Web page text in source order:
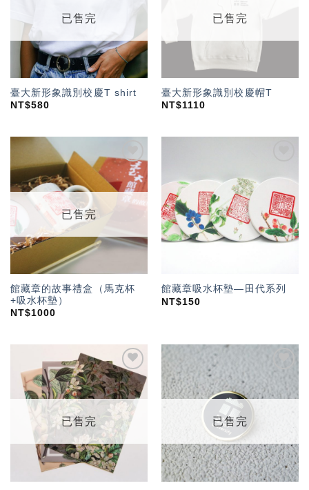
已售完
臺大新形象識別校慶T shirt
NT$580
已售完
臺大新形象識別校慶帽T
NT$1110
加入
「願
望輕
單」
已售完
館藏章的故事禮盒（馬克杯
+吸水杯墊）
NT$1000
望輕
單」
館藏章吸水杯墊—田代系列
NT$150
加入
「願
望輕
單」
已售完
加入
「願
望輕
已售完